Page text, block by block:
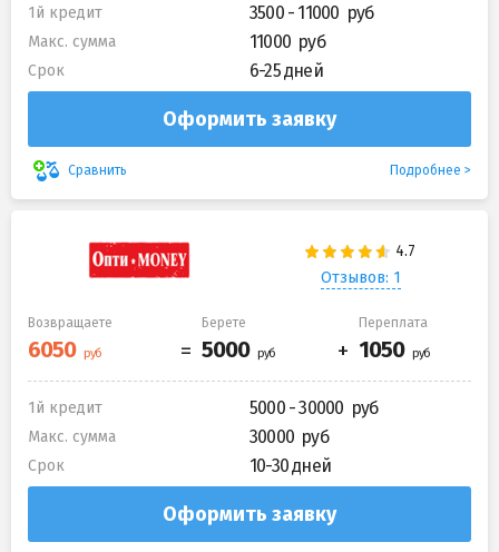
1й кредит 3500 - 11000
Макс. сумма 11000
Срок 6-25 дней
Оформить заявку
Сравнить Подробнее
Отзывов: 1
Возвращаете Берете Переплата
1й кредит 5000 - 30000
Макс. сумма 30000
Срок 10-30 дней
Оформить заявку